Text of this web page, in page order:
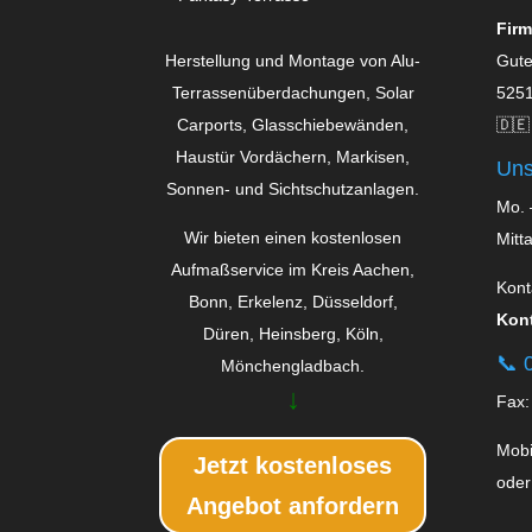
Herstellung und Montage von Alu-
Terrassenüberdachungen, Solar
Carports, Glas­schiebe­wänden,
Haustür Vordächern, Markisen,
Sonnen- und Sichtschutzanlagen.
Wir bieten einen kostenlosen
Aufmaßservice im Kreis Aachen,
Bonn, Erkelenz, Düsseldorf,
Düren, Heinsberg, Köln,
Mönchengladbach.
↓
Jetzt kostenloses
Angebot anfordern
🇩🇪
Mo.
📞